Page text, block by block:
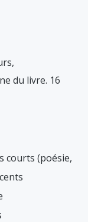
du livre. 16
courts (poésie,